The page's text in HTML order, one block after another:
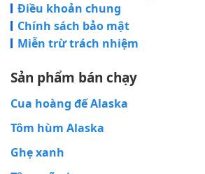
Điều khoản chung
Chính sách bảo mật
Miễn trừ trách nhiệm
Sản phẩm bán chạy
Cua hoàng đế Alaska
Tôm hùm Alaska
Ghẹ xanh